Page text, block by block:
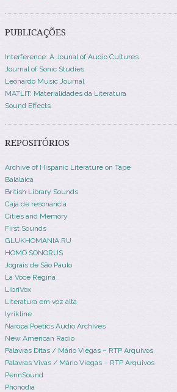
PUBLICAÇÕES
Interference: A Jounal of Audio Cultures
Journal of Sonic Studies
Leonardo Music Journal
MATLIT: Materialidades da Literatura
Sound Effects
REPOSITÓRIOS
Archive of Hispanic Literature on Tape
Balalaica
British Library Sounds
Caja de resonancia
Cities and Memory
First Sounds
GLUKHOMANIA.RU
HOMO SONORUS
Jograis de São Paulo
La Voce Regina
LibriVox
Literatura em voz alta
lyrikline
Naropa Poetics Audio Archives
New American Radio
Palavras Ditas / Mário Viegas – RTP Arquivos
Palavras Vivas / Mário Viegas – RTP Arquivos
PennSound
Phonodia